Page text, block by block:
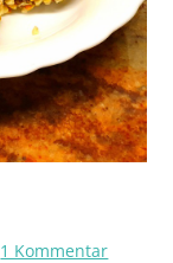
1 Kommentar